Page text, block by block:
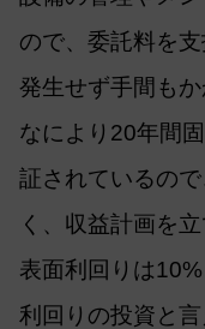
ので、委託料を
発生せず手間もか
なにより20年間
証されているの
く、収益計画を
表面利回りは
利回りの投資と言